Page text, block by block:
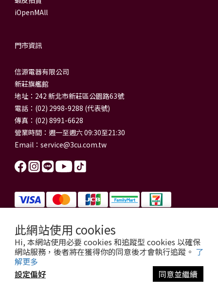
此網站使用 cookies
Hi, 本網站使用必要 cookies 和追蹤型 cookies 以確保
網站服務，後者將在獲得你的同意後才會執行追蹤。 了
解更多
設定偏好
同意並繼續
iOpenMAll
門市資訊
信源電器有限公司
新莊旗艦館
地址：242 新北市新莊區公園路63號
電話：(02) 2998-9288 (代表號)
傳真：(02) 8991-6628
營業時間：週一至週六 09:30至21:30
Email： service@3cu.com.tw
信源電器有限公司 統一編號：84179325
門市地址：新北市新莊區公園路63號
信源電器 版權所有
copyright © 2026 3cu.com.tw All Rights Reserved.